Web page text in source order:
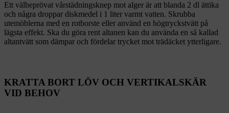
Ett välbeprövat vårstädningsknep mot alger är att blanda 2 dl ättika
och några droppar diskmedel i 1 liter varmt vatten. Skrubba
utemöblerna med en rotborste eller använd en högtryckstvätt på
lägsta effekt. Ska du göra rent altanen kan du använda en så kallad
altantvätt som dämpar och fördelar trycket mot trädäcket ytterligare.
KRATTA BORT LÖV OCH VERTIKALSKÄR
VID BEHOV